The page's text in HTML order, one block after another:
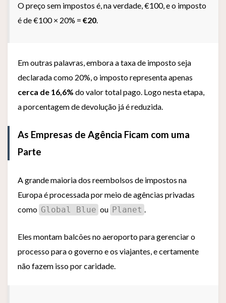
O preço sem impostos é, na verdade, €100, e o imposto
é de €100 × 20% = €20.
Em outras palavras, embora a taxa de imposto seja
declarada como 20%, o imposto representa apenas
cerca de 16,6% do valor total pago. Logo nesta etapa,
a porcentagem de devolução já é reduzida.
As Empresas de Agência Ficam com uma
Parte
A grande maioria dos reembolsos de impostos na
Europa é processada por meio de agências privadas
como Global Blue ou Planet .
Eles montam balcões no aeroporto para gerenciar o
processo para o governo e os viajantes, e certamente
não fazem isso por caridade.